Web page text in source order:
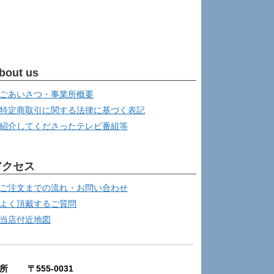
us
ごあいさつ・事業所概要
特定商取引に関する法律に基づく表記
紹介してくださったテレビ番組等
セス
ご注文までの流れ・お問い合わせ
よく頂戴するご質問
当店付近地図
所 〒555-0031